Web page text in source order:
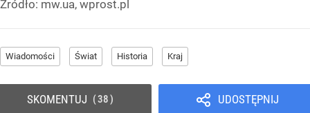
Źródło: mw.ua, wprost.pl
Wiadomości Świat Historia Kraj
UDOSTĘPNIJ
SKOMENTUJ 38